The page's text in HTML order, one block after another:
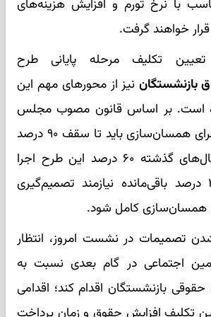
با نرخ تورم و افزایش هزینه‌های
قرار خواهند گرفت.
تکلیف مرحله پایانی طرح
بازنشستگاننیز از محورهای مهم این
است. بر اساس قانون مصوب مجلس
شورای اسلامی، اجرای همسان‌سازی باید تا سقف ۹۰ درصد
انجام شود. در سال‌های گذشته ۶۰ درصد این طرح اجرا
شده و اکنون ۳۰ درصد باقی‌مانده نیازمند تصمیم‌گیری
همسان‌سازی کامل شود.
تصمیمات در نشست امروز، انتظار
اجتماعی در گام بعدی نسبت به
بازنشستگان اقدام کند؛ اقدامی
تکلیف افزایش حقوق و زمان پرداخت